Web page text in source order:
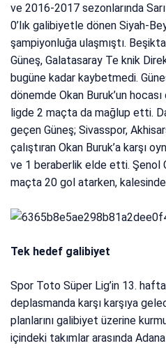
ve 2016-2017 sezonlarında
0’lık galibiyetle dönen Siyah-
şampiyonluğa ulaşmıştı.
Güneş, Galatasaray Te knik
bugüne kadar kaybetmedi.
dönemde Okan Buruk’un
ligde 2 maçta da mağlup etti.
geçen Güneş; Sivasspor,
çalıştıran Okan Buruk’a karşı
ve 1 beraberlik elde etti. Şenol
maçta 20 gol atarken,
Tek hedef galibiyet
Spor Toto Süper Lig’in 13.
deplasmanda karşı karşıya
planlarını galibiyet üzerine
içindeki takımlar arasında